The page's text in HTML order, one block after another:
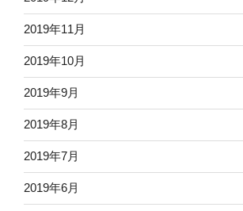
2019年11月
2019年10月
2019年9月
2019年8月
2019年7月
2019年6月